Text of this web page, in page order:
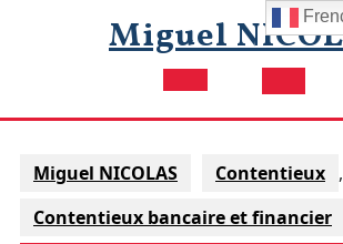
Miguel
Open
Miguel NICOLAS Contentieux ,
Contentieux bancaire et financier